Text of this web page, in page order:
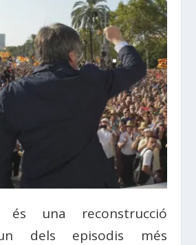
és una reconstrucció
dels episodis més